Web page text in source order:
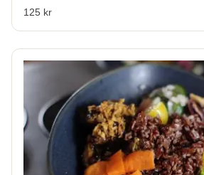
125 kr